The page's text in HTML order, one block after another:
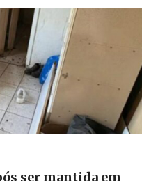
ser mantida em